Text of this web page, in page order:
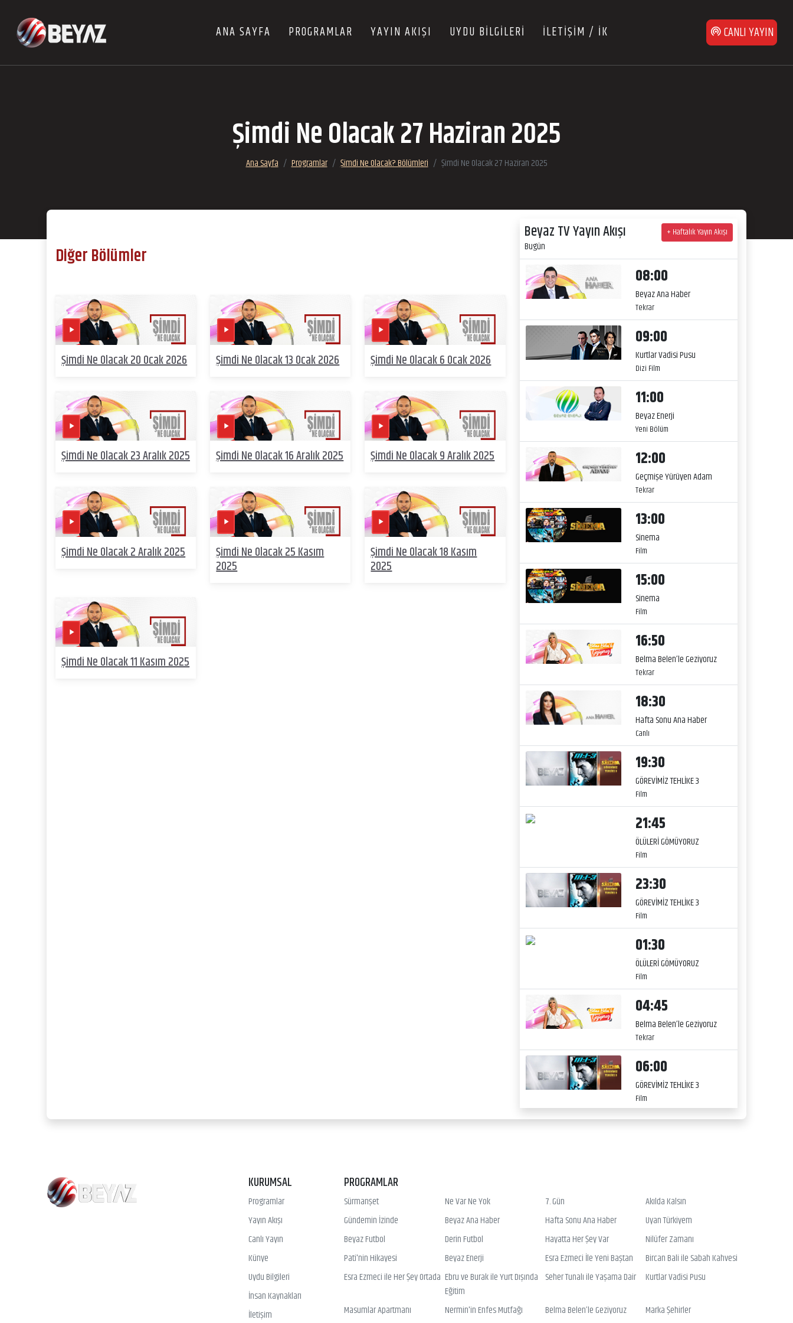
ANA SAYFA PROGRAMLAR YAYIN AKIŞI UYDU BİLGİLERİ İLETİŞİM / İK CANLI YAYIN
Şimdi Ne Olacak 27 Haziran 2025
Ana Sayfa Programlar Şimdi Ne Olacak? Bölümleri Şimdi Ne Olacak 27 Haziran 2025
Diğer Bölümler
Şimdi Ne Olacak 20 Ocak 2026 Şimdi Ne Olacak 13 Ocak 2026 Şimdi Ne Olacak 6 Ocak 2026
Şimdi Ne Olacak 23 Aralık 2025 Şimdi Ne Olacak 16 Aralık 2025 Şimdi Ne Olacak 9 Aralık 2025
Şimdi Ne Olacak 2 Aralık 2025 Şimdi Ne Olacak 25 Kasım
2025
Şimdi Ne Olacak 18 Kasım
2025
Şimdi Ne Olacak 11 Kasım 2025
Beyaz TV Yayın Akışı
Bugün
+ Haftalık Yayın Akışı
08:00
Beyaz Ana Haber
Tekrar
09:00
Kurtlar Vadisi Pusu
Dizi Film
11:00
Beyaz Enerji
Yeni Bölüm
12:00
Geçmişe Yürüyen Adam
Tekrar
13:00
Sinema
Film
15:00
Sinema
Film
16:50
Belma Belen’le Geziyoruz
Tekrar
18:30
Hafta Sonu Ana Haber
Canlı
19:30
GÖREVİMİZ TEHLİKE 3
Film
21:45
ÖLÜLERİ GÖMÜYORUZ
Film
23:30
GÖREVİMİZ TEHLİKE 3
Film
01:30
ÖLÜLERİ GÖMÜYORUZ
Film
04:45
Belma Belen’le Geziyoruz
Tekrar
06:00
GÖREVİMİZ TEHLİKE 3
Film
KURUMSAL
Programlar
Yayın Akışı
Canlı Yayın
Künye
Uydu Bilgileri
İnsan Kaynakları
İletişim
PROGRAMLAR
Sürmanşet Ne Var Ne Yok 7. Gün
Akılda Kalsın
Gündemin İzinde
Beyaz Ana Haber Hafta Sonu Ana Haber
Uyan Türkiyem
Beyaz Futbol
Derin Futbol Hayatta Her Şey Var
Nilüfer Zamanı
Pati'nin Hikayesi
Beyaz Enerji Esra Ezmeci İle Yeni Baştan
Bircan Bali ile Sabah Kahvesi
Esra Ezmeci ile Her Şey Ortada Ebru ve Burak ile Yurt Dışında
Eğitim
Seher Tunalı ile Yaşama Dair Kurtlar Vadisi Pusu
Masumlar Apartmanı Nermin'in Enfes Mutfağı Belma Belen’le Geziyoruz
Marka Şehirler